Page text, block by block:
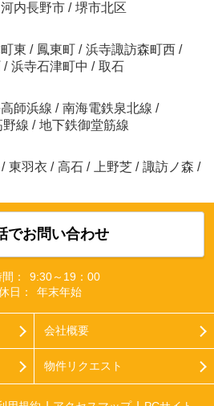
河内長野市 / 堺市北区
東 / 鳳東町 / 浜寺諏訪森町西 /
/ 浜寺石津町中 / 取石
師浜線 / 南海電鉄泉北線 /
野線 / 地下鉄御堂筋線
/ 東羽衣 / 高石 / 上野芝 / 諏訪ノ森 /
でお問い合わせ
：
9:30～19：00
日：
年末年始
会社概要
物件リクエスト